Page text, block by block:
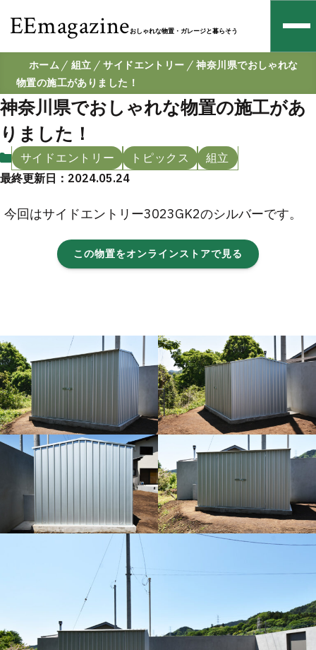
EEmagazineおしゃれな物置・ガレージと暮らそう
ホーム 組立 サイドエントリー
神奈川県でおしゃれな
物置の施工がありました！
神奈川県でおしゃれな物置の施工があ
りました！
サイドエントリー トピックス
組立
最終更新日：2024.05.24
今回はサイドエントリー3023GK2のシルバーです。
この物置をオンラインストアで見る